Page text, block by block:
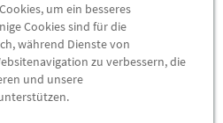
um ein besseres
Cookies sind für die
während Dienste von
zu verbessern, die
und unsere